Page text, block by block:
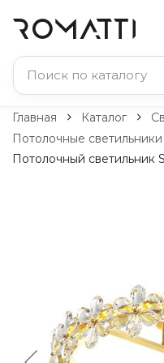
Каталог
Свет и
Технический свет
Уличное освещение
Комплектующие
Главная Каталог
Потолочные светильники
Потолочный светильник